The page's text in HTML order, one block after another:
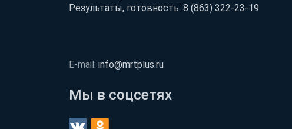
Результаты, готовность: 8 (863) 322-23-19
E-mail: info@mrtplus.ru
Мы в соцсетях